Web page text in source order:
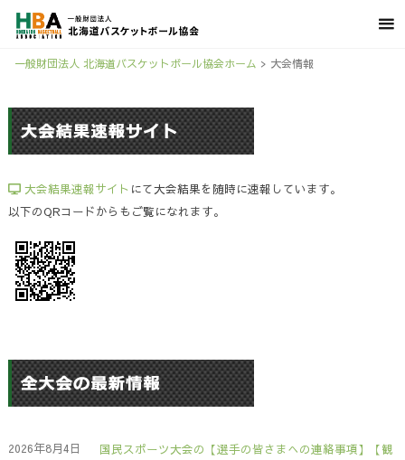
一般財団法人 北海道バスケットボール協会ホーム > 大会情報
大会結果速報サイト にて大会結果を随時に速報しています。
以下のQRコードからもご覧になれます。
2026年8月4日
国民スポーツ大会の【選手の皆さまへの連絡事項】【観